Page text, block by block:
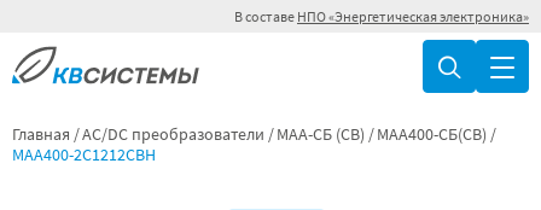
В составе НПО «Энергетическая электроника»
Главная AC/DC преобразователи МАА-СБ (СВ)
МАА400-СБ(СВ)
МАА400-2С1212СВН